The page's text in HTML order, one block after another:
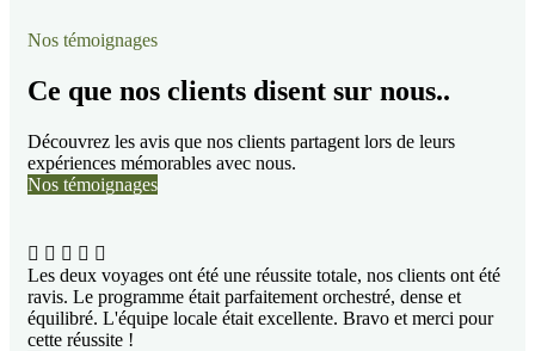
Nos témoignages
Ce que nos clients disent sur nous..
Découvrez les avis que nos clients partagent lors de leurs
expériences mémorables avec nous.
Nos témoignages
Les deux voyages ont été une réussite totale, nos clients ont été
ravis. Le programme était parfaitement orchestré, dense et
équilibré. L'équipe locale était excellente. Bravo et merci pour
cette réussite !